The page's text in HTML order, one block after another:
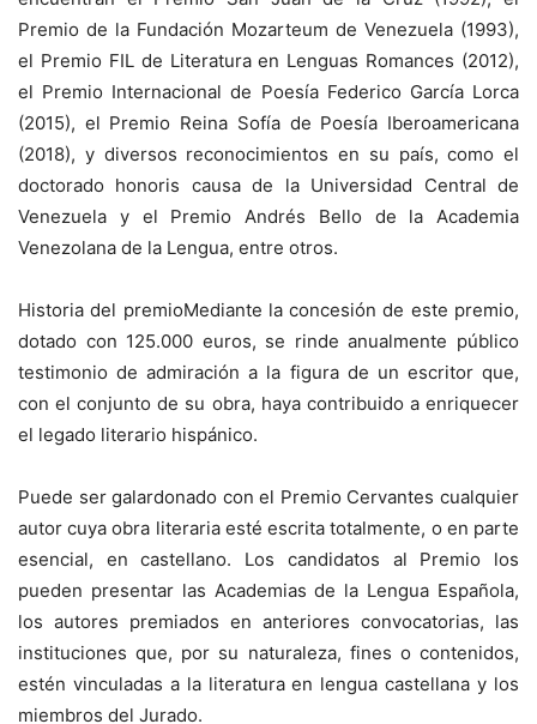
Premio de la Fundación Mozarteum de Venezuela (1993),
el Premio FIL de Literatura en Lenguas Romances (2012),
el Premio Internacional de Poesía Federico García Lorca
(2015), el Premio Reina Sofía de Poesía Iberoamericana
(2018), y diversos reconocimientos en su país, como el
doctorado honoris causa de la Universidad Central de
Venezuela y el Premio Andrés Bello de la Academia
Venezolana de la Lengua, entre otros.
Historia del premioMediante la concesión de este premio,
dotado con 125.000 euros, se rinde anualmente público
testimonio de admiración a la figura de un escritor que,
con el conjunto de su obra, haya contribuido a enriquecer
el legado literario hispánico.
Puede ser galardonado con el Premio Cervantes cualquier
autor cuya obra literaria esté escrita totalmente, o en parte
esencial, en castellano. Los candidatos al Premio los
pueden presentar las Academias de la Lengua Española,
los autores premiados en anteriores convocatorias, las
instituciones que, por su naturaleza, fines o contenidos,
estén vinculadas a la literatura en lengua castellana y los
miembros del Jurado.